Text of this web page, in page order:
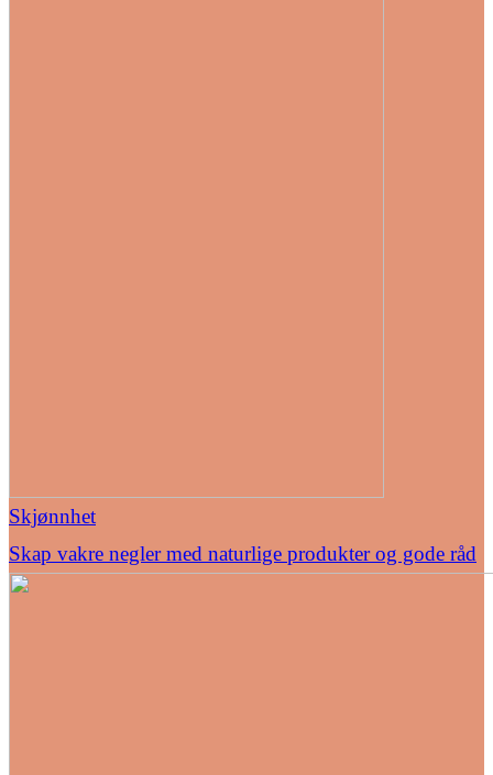
Skjønnhet
Skap vakre negler med naturlige produkter og gode råd